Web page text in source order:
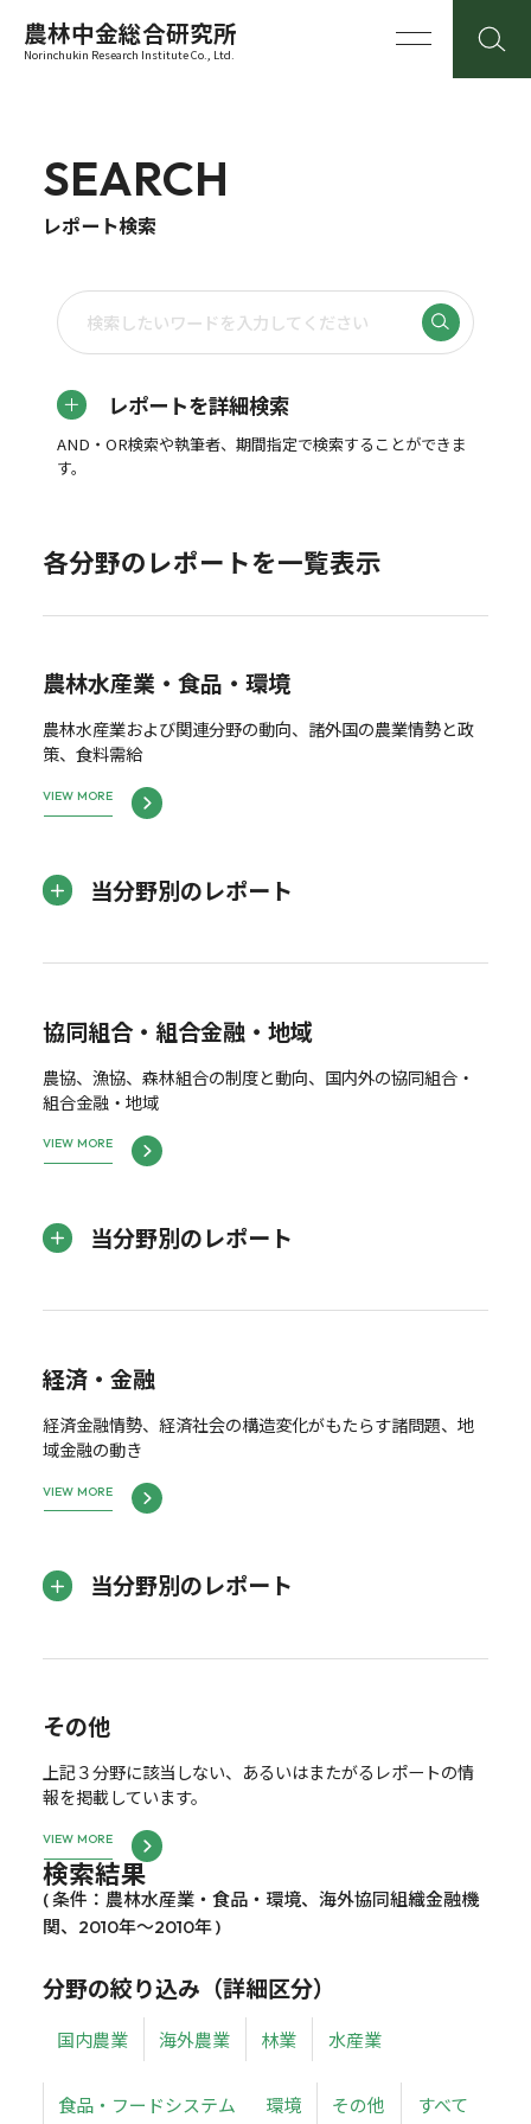
農林中金総合研究所
Norinchukin Research Institute Co., Ltd.
SEARCH
レポート検索
レポートを詳細検索
AND・OR検索や執筆者、期間指定で検索することができま
す。
各分野のレポートを一覧表示
農林水産業・食品・環境
農林水産業および関連分野の動向、諸外国の農業情勢と政
策、食料需給
VIEW MORE
当分野別のレポート
協同組合・組合金融・地域
農協、漁協、森林組合の制度と動向、国内外の協同組合・
組合金融・地域
VIEW MORE
当分野別のレポート
経済・金融
経済金融情勢、経済社会の構造変化がもたらす諸問題、地
域金融の動き
VIEW MORE
当分野別のレポート
その他
上記３分野に該当しない、あるいはまたがるレポートの情
報を掲載しています。
VIEW MORE
検索結果
( 条件：農林水産業・食品・環境、海外協同組織金融機
関、2010年～2010年 )
分野の絞り込み（詳細区分）
国内農業 海外農業 林業 水産業
食品・フードシステム 環境 その他 すべて